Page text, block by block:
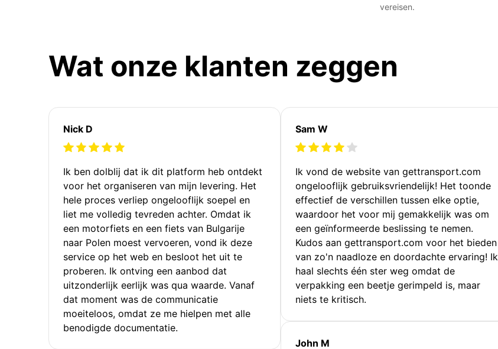
vereisen.
Wat onze klanten zeggen
Nick D
Ik ben dolblij dat ik dit platform heb ontdekt
voor het organiseren van mijn levering. Het
hele proces verliep ongelooflijk soepel en
liet me volledig tevreden achter. Omdat ik
een motorfiets en een fiets van Bulgarije
naar Polen moest vervoeren, vond ik deze
service op het web en besloot het uit te
proberen. Ik ontving een aanbod dat
uitzonderlijk eerlijk was qua waarde. Vanaf
dat moment was de communicatie
moeiteloos, omdat ze me hielpen met alle
benodigde documentatie.
Sam W
Ik vond de website van gettransport.com
ongelooflijk gebruiksvriendelijk! Het toonde
effectief de verschillen tussen elke optie,
waardoor het voor mij gemakkelijk was om
een geïnformeerde beslissing te nemen.
Kudos aan gettransport.com voor het bieden
van zo'n naadloze en doordachte ervaring! Ik
haal slechts één ster weg omdat de
verpakking een beetje gerimpeld is, maar
niets te kritisch.
John M